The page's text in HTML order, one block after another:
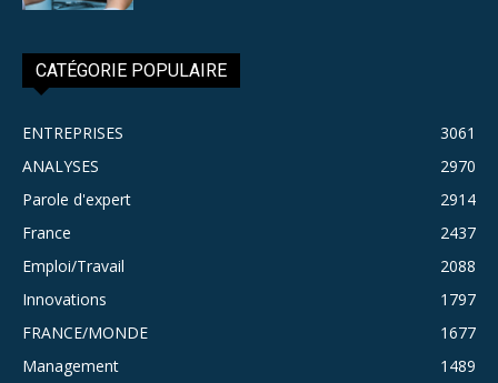
CATÉGORIE POPULAIRE
ENTREPRISES
3061
ANALYSES
2970
Parole d'expert
2914
France
2437
Emploi/Travail
2088
Innovations
1797
FRANCE/MONDE
1677
Management
1489